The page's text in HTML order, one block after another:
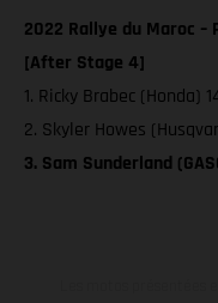
2022 Rallye du Maroc
[After Stage 4]
1. Ricky Brabec (Honda)
2. Skyler Howes
3. Sam Sunderland